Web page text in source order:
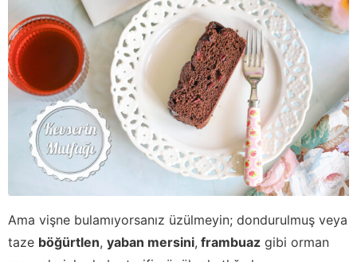
Ama vişne bulamıyorsanız üzülmeyin; dondurulmuş veya
taze böğürtlen, yaban mersini, frambuaz gibi orman